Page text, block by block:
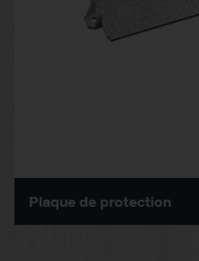
Plaque de protection